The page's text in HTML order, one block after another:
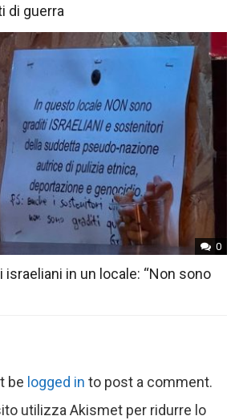
di guerra
0
israeliani in un locale: “Non sono
be logged in to post a comment.
utilizza Akismet per ridurre lo